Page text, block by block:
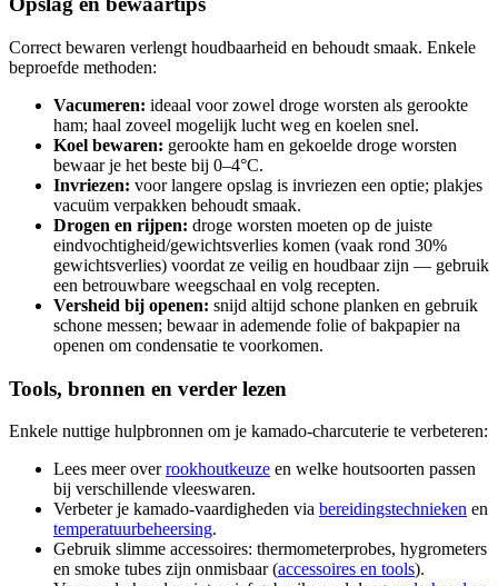
Correct bewaren verlengt houdbaarheid en behoudt smaak. Enkele
beproefde methoden:
Vacumeren: ideaal voor zowel droge worsten als gerookte
ham; haal zoveel mogelijk lucht weg en koelen snel.
Koel bewaren: gerookte ham en gekoelde droge worsten
bewaar je het beste bij 0–4°C.
Invriezen: voor langere opslag is invriezen een optie; plakjes
vacuüm verpakken behoudt smaak.
Drogen en rijpen: droge worsten moeten op de juiste
eindvochtigheid/gewichtsverlies komen (vaak rond 30%
gewichtsverlies) voordat ze veilig en houdbaar zijn — gebruik
een betrouwbare weegschaal en volg recepten.
Versheid bij openen: snijd altijd schone planken en gebruik
schone messen; bewaar in ademende folie of bakpapier na
openen om condensatie te voorkomen.
Tools, bronnen en verder lezen
Enkele nuttige hulpbronnen om je kamado-charcuterie te verbeteren:
Lees meer overrookhoutkeuze en welke houtsoorten passen
bij verschillende vleeswaren.
Verbeter je kamado-vaardigheden via bereidingstechnieken en
temperatuurbeheersing.
Gebruik slimme accessoires: thermometerprobes, hygrometers
en smoke tubes zijn onmisbaar (accessoires en tools).